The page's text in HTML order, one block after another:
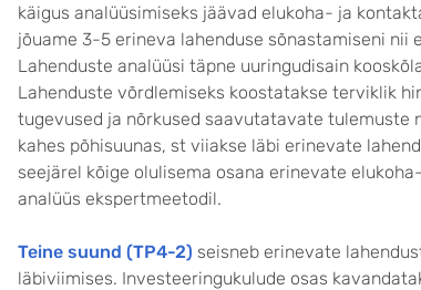
käigus analüüsimiseks jäävad elukoha- ja
jõuame 3-5 erineva lahenduse sõnastamiseni
Lahenduste analüüsi täpne uuringudisain
Lahenduste võrdlemiseks koostatakse terviklik
tugevused ja nõrkused saavutatavate tulemuste
kahes põhisuunas, st viiakse läbi erinevate
seejärel kõige olulisema osana erinevate
analüüs ekspertmeetodil.
Teine suund (TP4-2) seisneb erinevate
läbiviimises. Investeeringukulude osas